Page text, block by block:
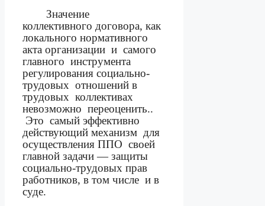
Значение
коллективного договора, как
локального нормативного
акта организации и самого
главного инструмента
регулирования социально-
трудовых отношений в
трудовых коллективах
невозможно переоценить..
Это самый эффективно
действующий механизм для
осуществления ППО своей
главной задачи — защиты
социально-трудовых прав
работников, в том числе и в
суде.